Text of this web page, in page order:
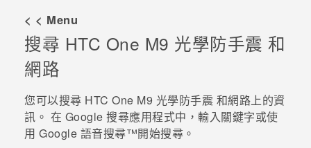
配件
VIVERSE
優惠專區
焦點訊息
銷售門市
< < Menu
搜尋 HTC One M9 光學防手震 和
網路
您可以搜尋 HTC One M9 光學防手震 和網路上的資
訊。 在 Google 搜尋應用程式中，輸入關鍵字或使
用 Google 語音搜尋™開始搜尋。